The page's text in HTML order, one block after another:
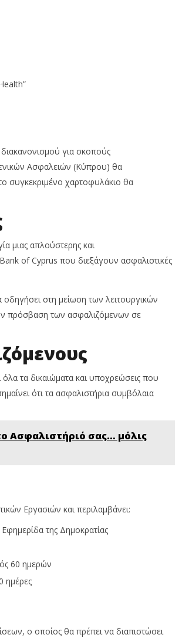
για σκοπούς
Ασφαλειών (Κύπρου) θα
συγκεκριμένο χαρτοφυλάκιο θα
μιας απλούστερης και
of Cyprus που διεξάγουν ασφαλιστικές
στη μείωση των λειτουργικών
πρόσβαση των ασφαλιζόμενων σε
τα δικαιώματα και υποχρεώσεις που
ότι τα ασφαλιστήρια συμβόλαια
Ασφαλιστήριό σας… μόλις
Εργασιών και περιλαμβάνει:
της Δημοκρατίας
60 ημερών
ημέρες
ο οποίος θα πρέπει να διαπιστώσει